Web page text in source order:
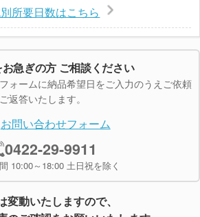
所要日数はこちら
急ぎの方 ご相談ください
ォームに納品希望日をご入力のうえご依頼
返答いたします。
お問い合わせフォーム
0422-29-9911
10:00～18:00 土日祝を除く
変動いたしますので、